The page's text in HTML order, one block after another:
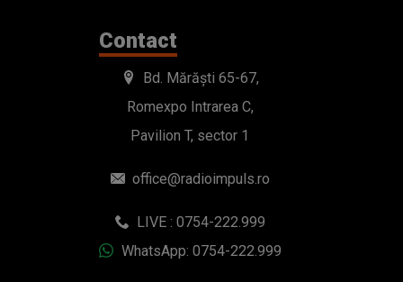
Contact
Bd. Mărăști 65-67,
Romexpo Intrarea C,
Pavilion T, sector 1
office@radioimpuls.ro
LIVE : 0754-222.999
WhatsApp: 0754-222.999